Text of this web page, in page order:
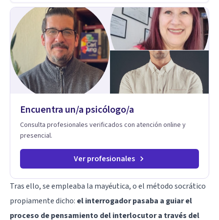
Encuentra un/a psicólogo/a
Consulta profesionales verificados con atención online y
presencial.
Ver profesionales
Tras ello, se empleaba la mayéutica, o el método socrático
propiamente dicho: el interrogador pasaba a guiar el
proceso de pensamiento del interlocutor a través del